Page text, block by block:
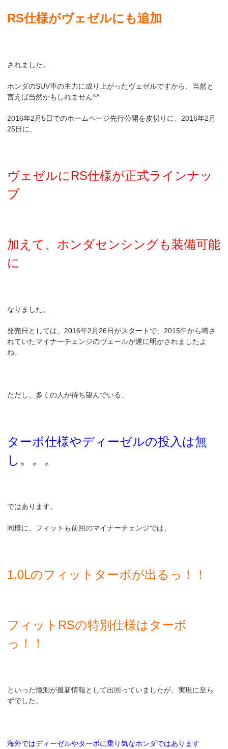
RS仕様がヴェゼルにも追加
されました。
ホンダのSUV車の主力に成り上がったヴェゼルですから、当然と
言えば当然かもしれません^^
2016年2月5日でのホームページ先行公開を皮切りに、2016年2月
25日に、
ヴェゼルにRS仕様が正式ラインナッ
プ
加えて、ホンダセンシングも装備可能
に
なりました。
発売日としては、2016年2月26日がスタートで、2015年から噂さ
れていたマイナーチェンジのヴェールが遂に明かされましたよ
ね。
ただし、多くの人が待ち望んでいる、
ターボ仕様やディーゼルの投入は無
し。。。
ではあります。
同様に、フィットも前回のマイナーチェンジでは、
1.0Lのフィットターボが出るっ！！
フィットRSの特別仕様はターボ
っ！！
といった憶測が最新情報として出回っていましたが、実現に至ら
ずでした。
海外ではディーゼルやターボに乗り気なホンダではあります